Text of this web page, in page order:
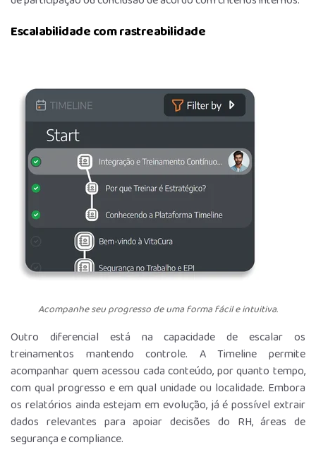
Escalabilidade com rastreabilidade
Acompanhe seu progresso de uma forma fácil e intuitiva.
Outro diferencial está na capacidade de escalar os
treinamentos mantendo controle. A Timeline permite
acompanhar quem acessou cada conteúdo, por quanto tempo,
com qual progresso e em qual unidade ou localidade. Embora
os relatórios ainda estejam em evolução, já é possível extrair
dados relevantes para apoiar decisões do RH, áreas de
segurança e compliance.